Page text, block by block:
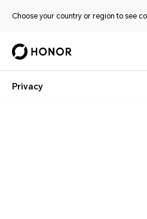
Choose your country or region to see
Privacy